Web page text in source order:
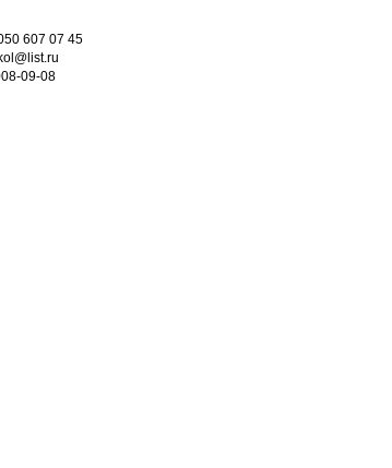
607 07 45
09-08